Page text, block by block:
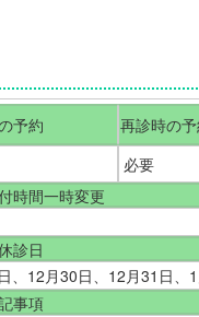
予約 再診時の
必要
時間一時変更
診日
、12月30日、12月31日、
事項